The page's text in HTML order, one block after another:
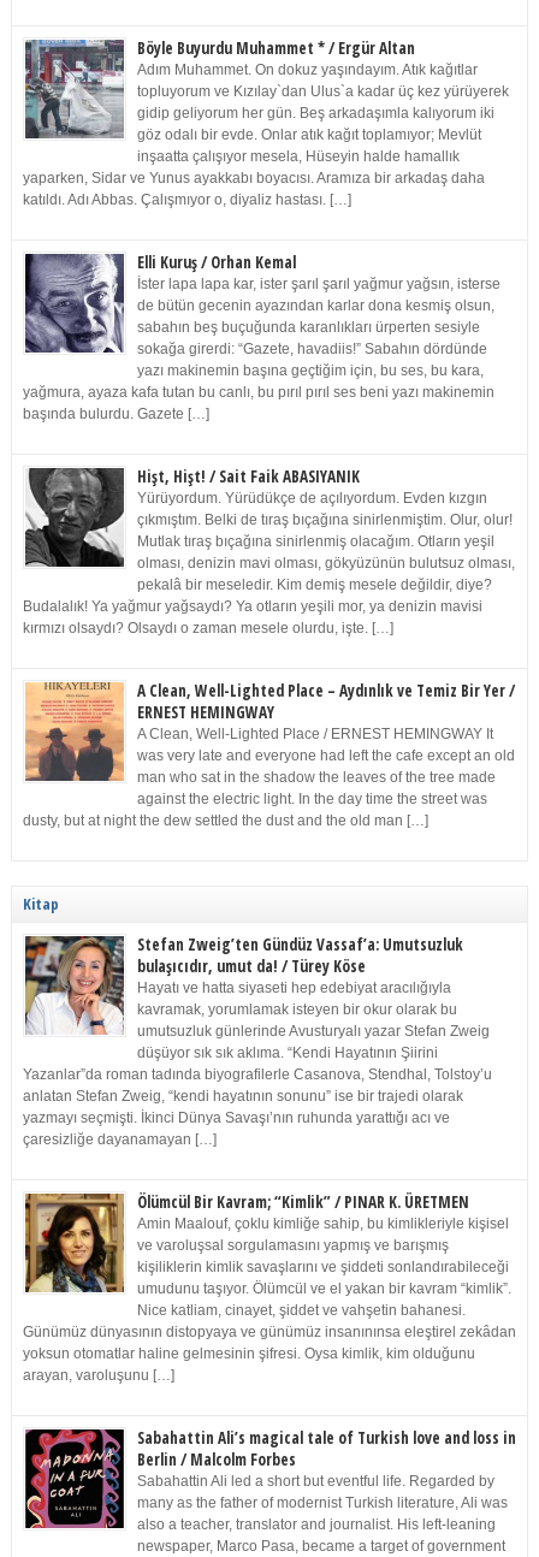
Böyle Buyurdu Muhammet * / Ergür Altan
Adım Muhammet. On dokuz yaşındayım. Atık kağıtlar
topluyorum ve Kızılay`dan Ulus`a kadar üç kez yürüyerek
gidip geliyorum her gün. Beş arkadaşımla kalıyorum iki
göz odalı bir evde. Onlar atık kağıt toplamıyor; Mevlüt
inşaatta çalışıyor mesela, Hüseyin halde hamallık
yaparken, Sidar ve Yunus ayakkabı boyacısı. Aramıza bir arkadaş daha
katıldı. Adı Abbas. Çalışmıyor o, diyaliz hastası. […]
Elli Kuruş / Orhan Kemal
İster lapa lapa kar, ister şarıl şarıl yağmur yağsın, isterse
de bütün gecenin ayazından karlar dona kesmiş olsun,
sabahın beş buçuğunda karanlıkları ürperten sesiyle
sokağa girerdi: “Gazete, havadiis!” Sabahın dördünde
yazı makinemin başına geçtiğim için, bu ses, bu kara,
yağmura, ayaza kafa tutan bu canlı, bu pırıl pırıl ses beni yazı makinemin
başında bulurdu. Gazete […]
Hişt, Hişt! / Sait Faik ABASIYANIK
Yürüyordum. Yürüdükçe de açılıyordum. Evden kızgın
çıkmıştım. Belki de tıraş bıçağına sinirlenmiştim. Olur, olur!
Mutlak tıraş bıçağına sinirlenmiş olacağım. Otların yeşil
olması, denizin mavi olması, gökyüzünün bulutsuz olması,
pekalâ bir meseledir. Kim demiş mesele değildir, diye?
Budalalık! Ya yağmur yağsaydı? Ya otların yeşili mor, ya denizin mavisi
kırmızı olsaydı? Olsaydı o zaman mesele olurdu, işte. […]
A Clean, Well-Lighted Place – Aydınlık ve Temiz Bir Yer /
ERNEST HEMINGWAY
A Clean, Well-Lighted Place / ERNEST HEMINGWAY It
was very late and everyone had left the cafe except an old
man who sat in the shadow the leaves of the tree made
against the electric light. In the day time the street was
dusty, but at night the dew settled the dust and the old man […]
Kitap
Stefan Zweig’ten Gündüz Vassaf’a: Umutsuzluk
bulaşıcıdır, umut da! / Türey Köse
Hayatı ve hatta siyaseti hep edebiyat aracılığıyla
kavramak, yorumlamak isteyen bir okur olarak bu
umutsuzluk günlerinde Avusturyalı yazar Stefan Zweig
düşüyor sık sık aklıma. “Kendi Hayatının Şiirini
Yazanlar”da roman tadında biyografilerle Casanova, Stendhal, Tolstoy’u
anlatan Stefan Zweig, “kendi hayatının sonunu” ise bir trajedi olarak
yazmayı seçmişti. İkinci Dünya Savaşı’nın ruhunda yarattığı acı ve
çaresizliğe dayanamayan […]
Ölümcül Bir Kavram; “Kimlik” / PINAR K. ÜRETMEN
Amin Maalouf, çoklu kimliğe sahip, bu kimlikleriyle kişisel
ve varoluşsal sorgulamasını yapmış ve barışmış
kişiliklerin kimlik savaşlarını ve şiddeti sonlandırabileceği
umudunu taşıyor. Ölümcül ve el yakan bir kavram “kimlik”.
Nice katliam, cinayet, şiddet ve vahşetin bahanesi.
Günümüz dünyasının distopyaya ve günümüz insanınınsa eleştirel zekâdan
yoksun otomatlar haline gelmesinin şifresi. Oysa kimlik, kim olduğunu
arayan, varoluşunu […]
Sabahattin Ali’s magical tale of Turkish love and loss in
Berlin / Malcolm Forbes
Sabahattin Ali led a short but eventful life. Regarded by
many as the father of modernist Turkish literature, Ali was
also a teacher, translator and journalist. His left-leaning
newspaper, Marco Pasa, became a target of government